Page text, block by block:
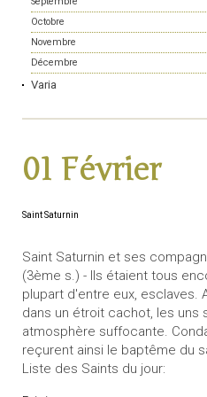
Octobre
Novembre
Décembre
Varia
01 Février
Saint Saturnin
Saint Saturnin et ses
(3ème s.) - Ils étaient tous
plupart d'entre eux, esclaves.
dans un étroit cachot, les uns
atmosphère suffocante.
reçurent ainsi le baptême du
Liste des Saints du jour: